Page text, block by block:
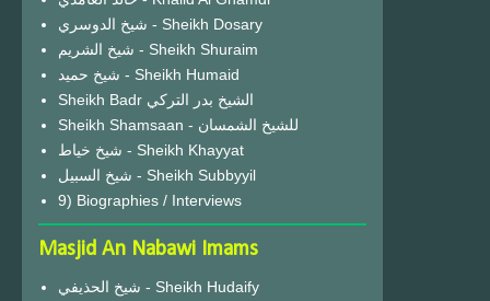
شيخ الدوسري - Sheikh Dosary
شيخ الشريم - Sheikh Shuraim
شيخ حميد - Sheikh Humaid
Sheikh Badr الشيخ بدر التركي
Sheikh Shamsaan - للشيخ الشمسان
شيخ خياط - Sheikh Khayyat
شيخ السبيل - Sheikh Subbyyil
9) Biographies / Interviews
Masjid An Nabawi Imams
شيخ الحذيفي - Sheikh Hudaify